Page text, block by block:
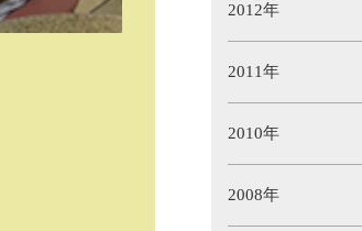
2012年
2011年
2010年
2008年